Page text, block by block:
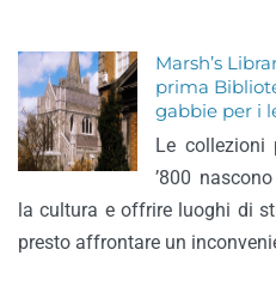
Marsh’s
prima
gabbie per i
Le collezioni
’800
la cultura e offrire luoghi di
presto affrontare un